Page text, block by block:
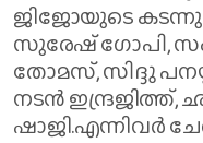
ജിജോയുടെ
സുരേഷ് ഗോപി,
തോമസ്, സിദ്ദു
നടൻ ഇന്ദ്രജിത്ത്,
ഷാജി.എന്നിവർ